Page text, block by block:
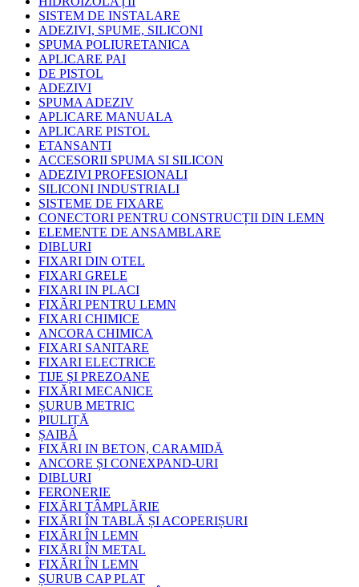
SISTEM DE INSTALARE
ADEZIVI, SPUME, SILICONI
SPUMA POLIURETANICA
APLICARE PAI
DE PISTOL
ADEZIVI
SPUMA ADEZIV
APLICARE MANUALA
APLICARE PISTOL
ETANSANTI
ACCESORII SPUMA SI SILICON
ADEZIVI PROFESIONALI
SILICONI INDUSTRIALI
SISTEME DE FIXARE
CONECTORI PENTRU CONSTRUCȚII DIN LEMN
ELEMENTE DE ANSAMBLARE
DIBLURI
FIXARI DIN OTEL
FIXARI GRELE
FIXARI IN PLACI
FIXĂRI PENTRU LEMN
FIXARI CHIMICE
ANCORA CHIMICA
FIXARI SANITARE
FIXARI ELECTRICE
TIJE ȘI PREZOANE
FIXĂRI MECANICE
ȘURUB METRIC
PIULIȚĂ
ȘAIBĂ
FIXĂRI IN BETON, CARAMIDĂ
ANCORE ȘI CONEXPAND-URI
DIBLURI
FERONERIE
FIXĂRI TÂMPLĂRIE
FIXĂRI ÎN TABLĂ ȘI ACOPERIȘURI
FIXĂRI ÎN LEMN
FIXĂRI ÎN METAL
FIXĂRI ÎN LEMN
ȘURUB CAP PLAT